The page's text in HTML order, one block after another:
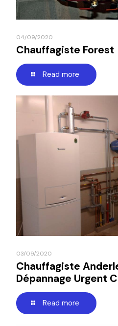
04/09/2020
Chauffagiste Forest
Read more
03/09/2020
Chauffagiste
Dépannage Urgent
Read more